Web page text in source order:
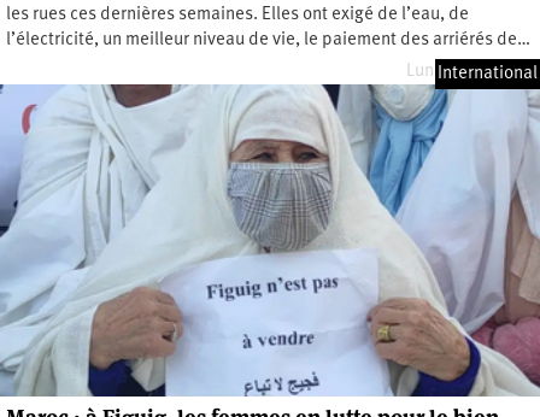
les rues ces dernières semaines. Elles ont exigé de l’eau, de
l’électricité, un meilleur niveau de vie, le paiement des arriérés de…
Lundi 9 juin 2025
International